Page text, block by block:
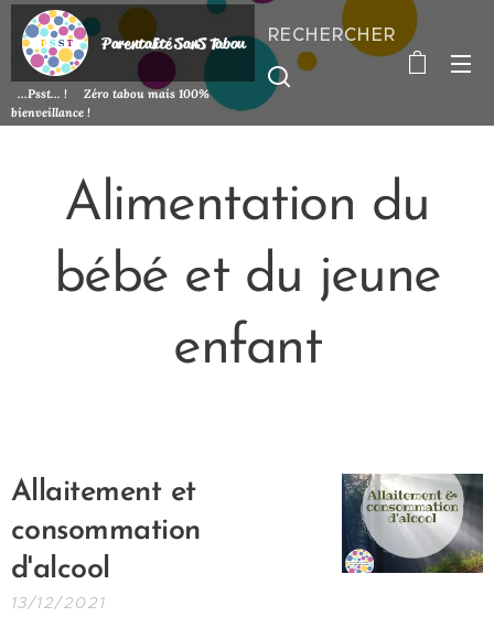
Parentalité SanSTabou
...Psst... ! Zéro tabou mais 100%
bienveillance !
RECHERCHER
Alimentation du
bébé et du jeune
enfant
Allaitement et
consommation
d'alcool
13/12/2021